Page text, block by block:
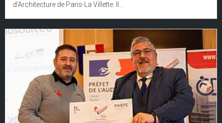
d’Architecture de Paris-La Villette. Il...